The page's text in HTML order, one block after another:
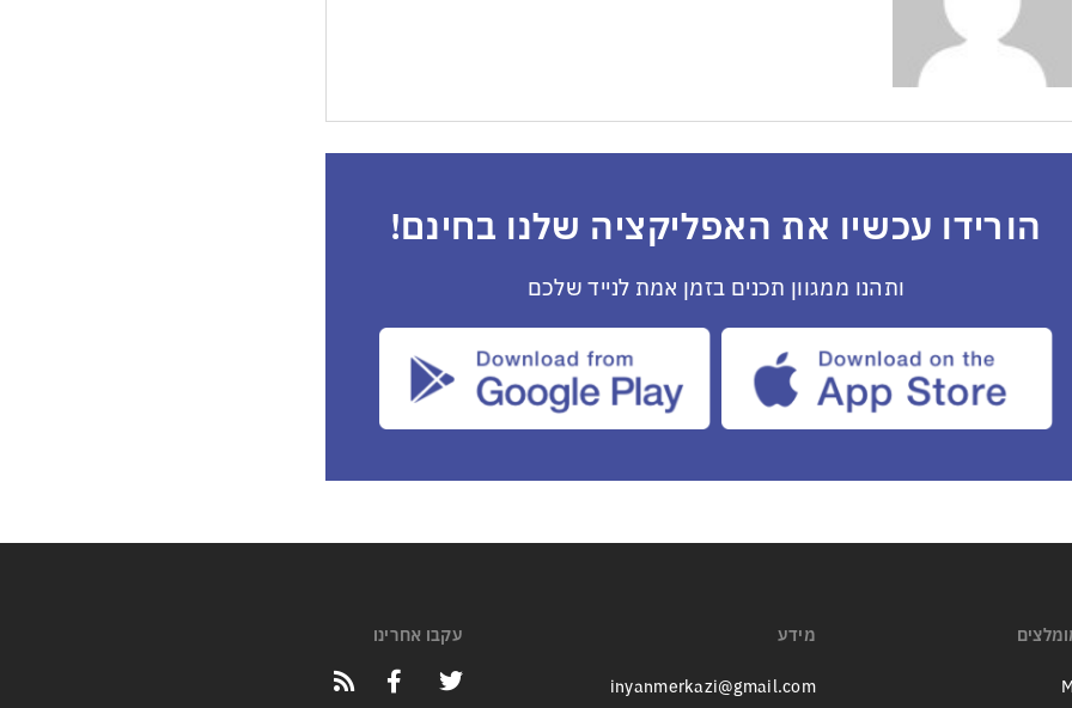
הורידו עכשיו את האפליקציה שלנו בחינם!
ותהנו ממגוון תכנים בזמן אמת לנייד שלכם
מידע
inyanmerkazi@gmail.com
עקבו אחרינו